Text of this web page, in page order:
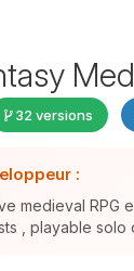
32 versions
:
medieval RPG
, playable solo